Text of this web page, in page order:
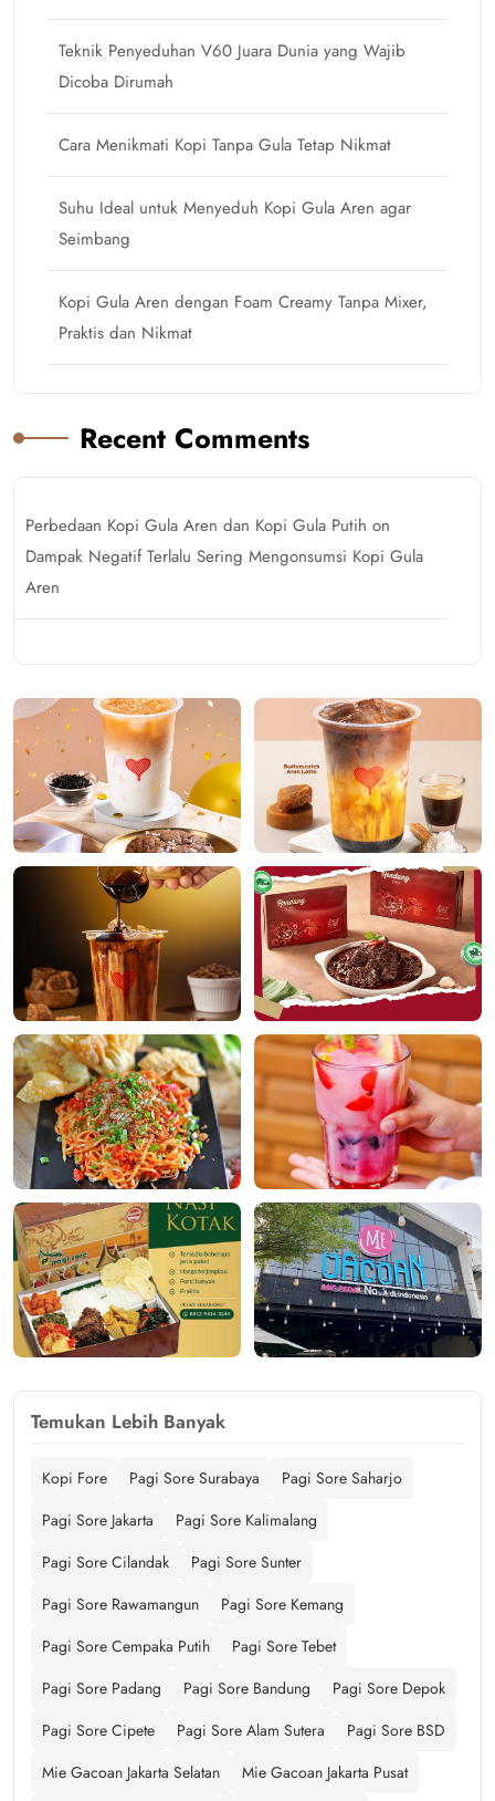
Teknik Penyeduhan V60 Juara Dunia yang Wajib
Dicoba Dirumah
Cara Menikmati Kopi Tanpa Gula Tetap Nikmat
Suhu Ideal untuk Menyeduh Kopi Gula Aren agar
Seimbang
Kopi Gula Aren dengan Foam Creamy Tanpa Mixer,
Praktis dan Nikmat
Recent Comments
Perbedaan Kopi Gula Aren dan Kopi Gula Putih on
Dampak Negatif Terlalu Sering Mengonsumsi Kopi Gula
Aren
Temukan Lebih Banyak
Kopi Fore Pagi Sore Surabaya
Pagi Sore Saharjo
Pagi Sore Jakarta
Pagi Sore Kalimalang
Pagi Sore Cilandak
Pagi Sore Sunter
Pagi Sore Rawamangun
Pagi Sore Kemang
Pagi Sore Cempaka Putih
Pagi Sore Tebet
Pagi Sore Padang
Pagi Sore Bandung
Pagi Sore Depok
Pagi Sore Cipete
Pagi Sore Alam Sutera
Pagi Sore BSD
Mie Gacoan Jakarta Selatan
Mie Gacoan Jakarta Pusat